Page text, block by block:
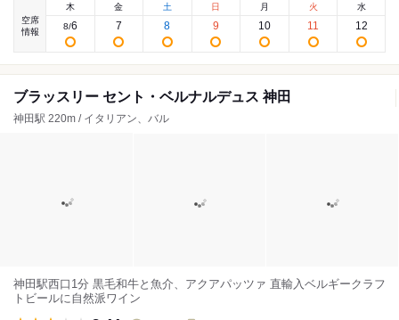
空席
情報
木
8/6
金
7
土
8
日
9
月
10
火
11
水
12
ブラッスリー セント・ベルナルデュス 神田
神田駅 220m / イタリアン、バル
神田駅西口1分 黒毛和牛と魚介、アクアパッツァ 直輸入ベルギークラフ
トビールに自然派ワイン